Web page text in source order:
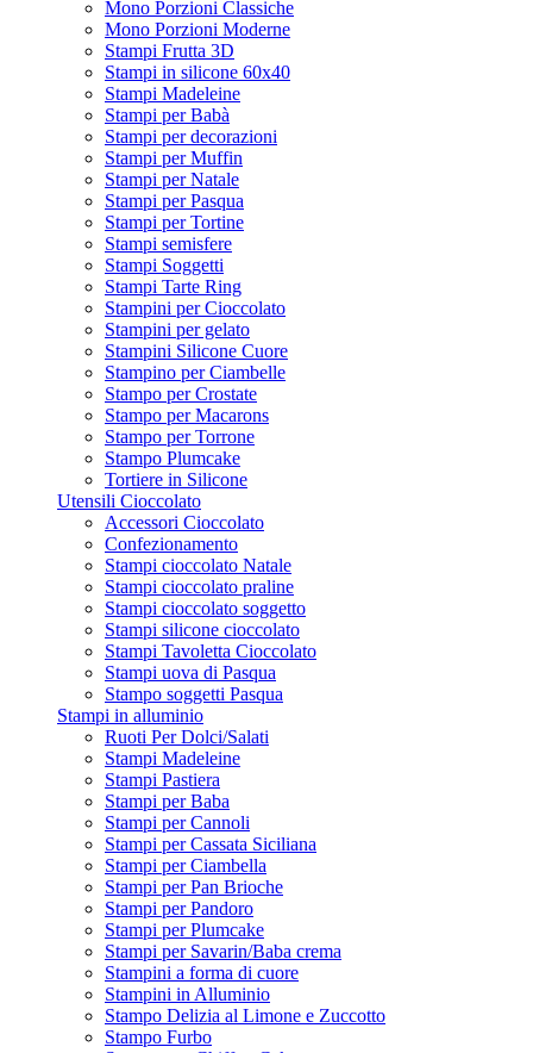
Mono Porzioni Classiche
Mono Porzioni Moderne
Stampi Frutta 3D
Stampi in silicone 60x40
Stampi Madeleine
Stampi per Babà
Stampi per decorazioni
Stampi per Muffin
Stampi per Natale
Stampi per Pasqua
Stampi per Tortine
Stampi semisfere
Stampi Soggetti
Stampi Tarte Ring
Stampini per Cioccolato
Stampini per gelato
Stampini Silicone Cuore
Stampino per Ciambelle
Stampo per Crostate
Stampo per Macarons
Stampo per Torrone
Stampo Plumcake
Tortiere in Silicone
Utensili Cioccolato
Accessori Cioccolato
Confezionamento
Stampi cioccolato Natale
Stampi cioccolato praline
Stampi cioccolato soggetto
Stampi silicone cioccolato
Stampi Tavoletta Cioccolato
Stampi uova di Pasqua
Stampo soggetti Pasqua
Stampi in alluminio
Ruoti Per Dolci/Salati
Stampi Madeleine
Stampi Pastiera
Stampi per Baba
Stampi per Cannoli
Stampi per Cassata Siciliana
Stampi per Ciambella
Stampi per Pan Brioche
Stampi per Pandoro
Stampi per Plumcake
Stampi per Savarin/Baba crema
Stampini a forma di cuore
Stampini in Alluminio
Stampo Delizia al Limone e Zuccotto
Stampo Furbo